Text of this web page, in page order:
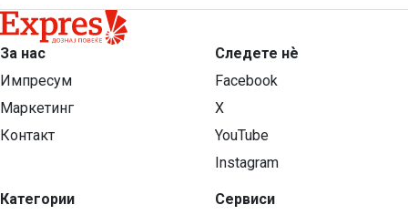
За нас
Импресум
Маркетинг
Контакт
Категории
Следете нѐ
Facebook
X
YouTube
Instagram
Сервиси